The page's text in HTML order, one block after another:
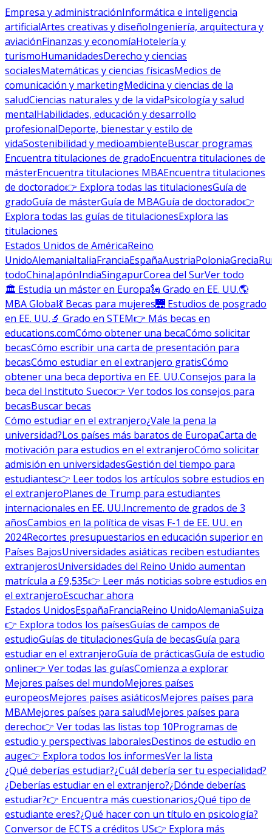
Empresa y administraciónInformática e inteligencia
artificialArtes creativas y diseñoIngeniería, arquitectura y
aviaciónFinanzas y economíaHotelería y
turismoHumanidadesDerecho y ciencias
socialesMatemáticas y ciencias físicasMedios de
comunicación y marketingMedicina y ciencias de la
saludCiencias naturales y de la vidaPsicología y salud
mentalHabilidades, educación y desarrollo
profesionalDeporte, bienestar y estilo de
vidaSostenibilidad y medioambienteBuscar programas
Encuentra titulaciones de gradoEncuentra titulaciones de
másterEncuentra titulaciones MBAEncuentra titulaciones
de doctorado👉 Explora todas las titulacionesGuía de
gradoGuía de másterGuía de MBAGuía de doctorado👉
Explora todas las guías de titulacionesExplora las
titulaciones
Estados Unidos de AméricaReino
UnidoAlemaniaItaliaFranciaEspañaAustriaPoloniaGrecia
todoChinaJapónIndiaSingapurCorea del SurVer todo
🏛 Estudia un máster en Europa🗽 Grado en EE. UU.🌎
MBA Global💃 Becas para mujeres🌉 Estudios de posgrado
en EE. UU.🔬 Grado en STEM👉 Más becas en
educations.comCómo obtener una becaCómo solicitar
becasCómo escribir una carta de presentación para
becasCómo estudiar en el extranjero gratisCómo
obtener una beca deportiva en EE. UU.Consejos para la
beca del Instituto Sueco👉 Ver todos los consejos para
becasBuscar becas
Cómo estudiar en el extranjero¿Vale la pena la
universidad?Los países más baratos de EuropaCarta de
motivación para estudios en el extranjeroCómo solicitar
admisión en universidadesGestión del tiempo para
estudiantes👉 Leer todos los artículos sobre estudios en
el extranjeroPlanes de Trump para estudiantes
internacionales en EE. UU.Incremento de grados de 3
añosCambios en la política de visas F-1 de EE. UU. en
2024Recortes presupuestarios en educación superior en
Países BajosUniversidades asiáticas reciben estudiantes
extranjerosUniversidades del Reino Unido aumentan
matrícula a £9,535👉 Leer más noticias sobre estudios en
el extranjeroEscuchar ahora
Estados UnidosEspañaFranciaReino UnidoAlemaniaSuiza
👉 Explora todos los paísesGuías de campos de
estudioGuías de titulacionesGuía de becasGuía para
estudiar en el extranjeroGuía de prácticasGuía de estudio
online👉 Ver todas las guíasComienza a explorar
Mejores países del mundoMejores países
europeosMejores países asiáticosMejores países para
MBAMejores países para saludMejores países para
derecho👉 Ver todas las listas top 10Programas de
estudio y perspectivas laboralesDestinos de estudio en
auge👉 Explora todos los informesVer la lista
¿Qué deberías estudiar?¿Cuál debería ser tu especialidad?
¿Deberías estudiar en el extranjero?¿Dónde deberías
estudiar?👉 Encuentra más cuestionarios¿Qué tipo de
estudiante eres?¿Qué hacer con un título en psicología?
Conversor de ECTS a créditos US👉 Explora más